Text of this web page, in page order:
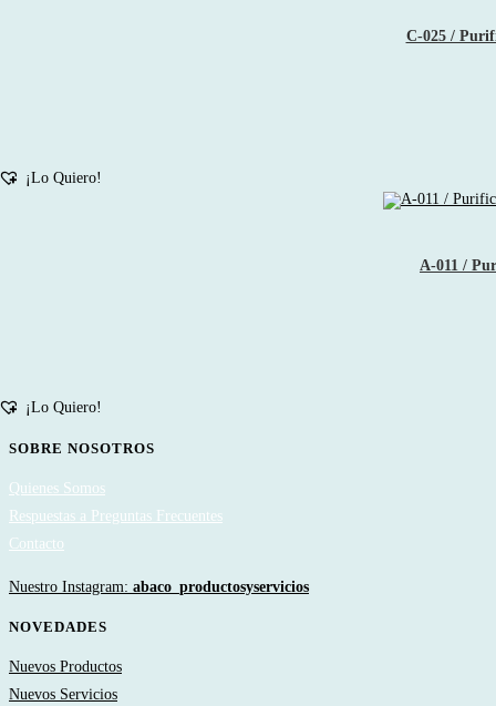
C-025 /
¡Lo Quiero!
A-011 /
¡Lo Quiero!
SOBRE NOSOTROS
Quienes Somos
Respuestas a Preguntas Frecuentes
Contacto
Nuestro Instagram: abaco_productosyservicios
NOVEDADES
Nuevos Productos
Nuevos Servicios